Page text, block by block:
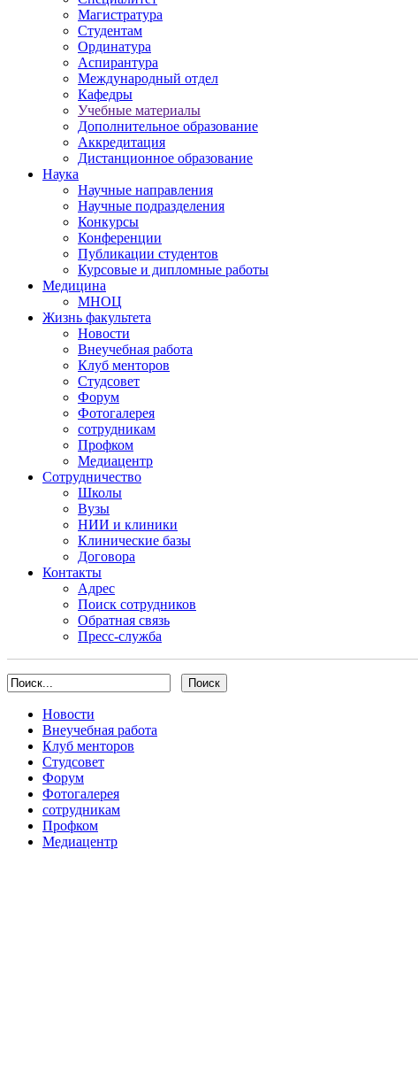
Магистратура
Студентам
Ординатура
Аспирантура
Международный отдел
Кафедры
Учебные материалы
Дополнительное образование
Аккредитация
Дистанционное образование
Наука
Научные направления
Научные подразделения
Конкурсы
Конференции
Публикации студентов
Курсовые и дипломные работы
Медицина
МНОЦ
Жизнь факультета
Новости
Внеучебная работа
Клуб менторов
Студсовет
Форум
Фотогалерея
сотрудникам
Профком
Медиацентр
Сотрудничество
Школы
Вузы
НИИ и клиники
Клинические базы
Договора
Контакты
Адрес
Поиск сотрудников
Обратная связь
Пресс-служба
Новости
Внеучебная работа
Клуб менторов
Студсовет
Форум
Фотогалерея
сотрудникам
Профком
Медиацентр